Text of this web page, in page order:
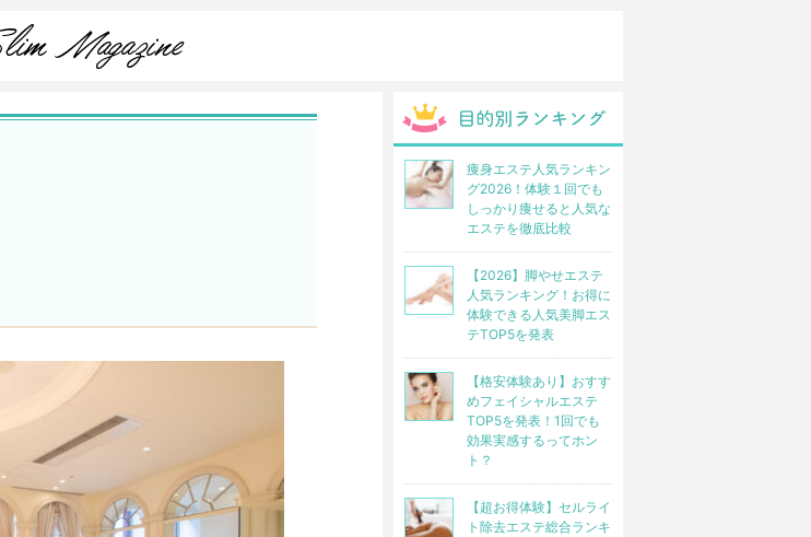
痩身エステ人気ランキン
グ2026！体験１回でも
しっかり痩せると人気な
エステを徹底比較
【2026】脚やせエステ
人気ランキング！お得に
体験できる人気美脚エス
テTOP5を発表
【格安体験あり】おすす
めフェイシャルエステ
TOP5を発表！1回でも
効果実感するってホン
ト？
【超お得体験】セルライ
ト除去エステ総合ランキ